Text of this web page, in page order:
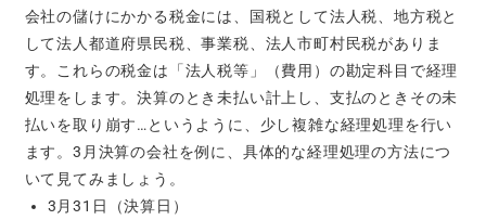
会社の儲けにかかる税金には、国税として法人税、地方税と
して法人都道府県民税、事業税、法人市町村民税がありま
す。これらの税金は「法人税等」（費用）の勘定科目で経理
処理をします。決算のとき未払い計上し、支払のときその未
払いを取り崩す…というように、少し複雑な経理処理を行い
ます。3月決算の会社を例に、具体的な経理処理の方法につ
いて見てみましょう。
3月31日（決算日）